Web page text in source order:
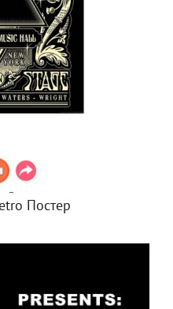
Постер